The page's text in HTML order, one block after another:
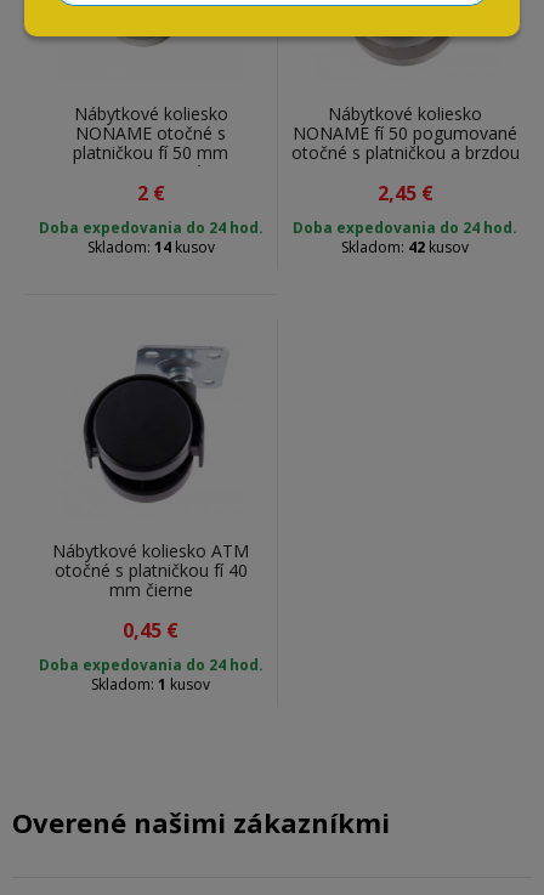
Nábytkové koliesko
NONAME otočné s
platničkou fí 50 mm
pogumované
2 €
Doba expedovania do 24 hod.
Skladom: 14kusov
Nábytkové koliesko
NONAME fí 50 pogumované
otočné s platničkou a brzdou
2,45 €
Doba expedovania do 24 hod.
Skladom: 42 kusov
Nábytkové koliesko ATM
otočné s platničkou fí 40
mm čierne
0,45 €
Doba expedovania do 24 hod.
Skladom: 1 kusov
Overené našimi zákazníkmi